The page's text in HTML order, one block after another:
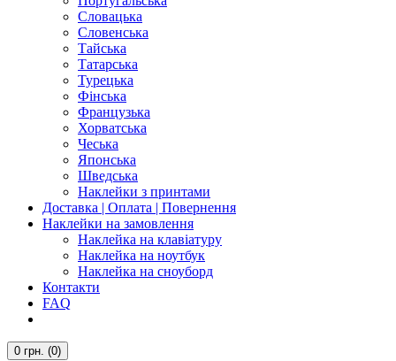
Словацька
Словенська
Тайська
Татарська
Турецька
Фінська
Французька
Хорватська
Чеська
Японська
Шведська
Наклейки з принтами
Доставка | Оплата | Повернення
Наклейки на замовлення
Наклейка на клавіатуру
Наклейка на ноутбук
Наклейка на сноуборд
Контакти
FAQ
0 грн. (0)